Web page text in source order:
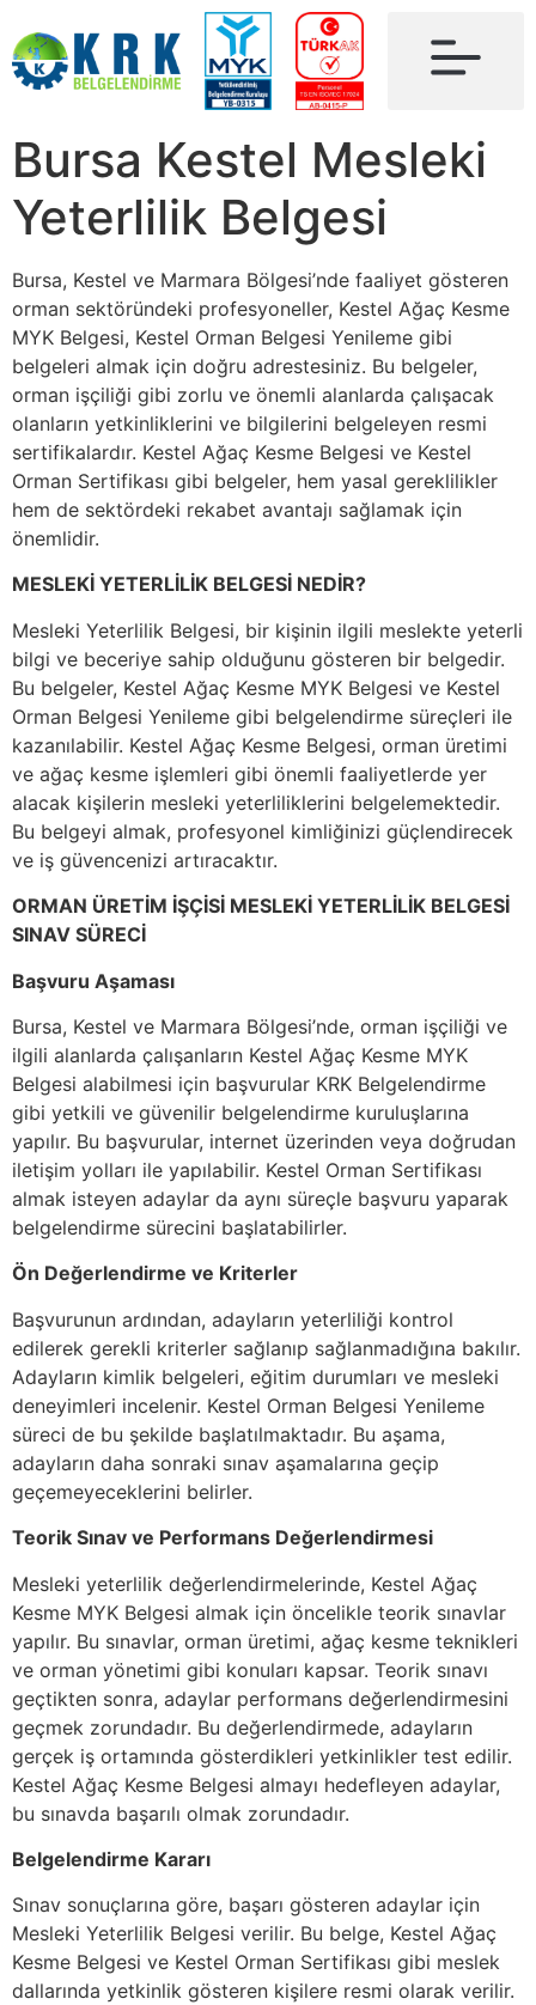
Bursa Kestel Mesleki
Yeterlilik Belgesi
Bursa, Kestel ve Marmara Bölgesi’nde faaliyet gösteren
orman sektöründeki profesyoneller, Kestel Ağaç Kesme
MYK Belgesi, Kestel Orman Belgesi Yenileme gibi
belgeleri almak için doğru adrestesiniz. Bu belgeler,
orman işçiliği gibi zorlu ve önemli alanlarda çalışacak
olanların yetkinliklerini ve bilgilerini belgeleyen resmi
sertifikalardır. Kestel Ağaç Kesme Belgesi ve Kestel
Orman Sertifikası gibi belgeler, hem yasal gereklilikler
hem de sektördeki rekabet avantajı sağlamak için
önemlidir.
MESLEKİ YETERLİLİK BELGESİ NEDİR?
Mesleki Yeterlilik Belgesi, bir kişinin ilgili meslekte yeterli
bilgi ve beceriye sahip olduğunu gösteren bir belgedir.
Bu belgeler, Kestel Ağaç Kesme MYK Belgesi ve Kestel
Orman Belgesi Yenileme gibi belgelendirme süreçleri ile
kazanılabilir. Kestel Ağaç Kesme Belgesi, orman üretimi
ve ağaç kesme işlemleri gibi önemli faaliyetlerde yer
alacak kişilerin mesleki yeterliliklerini belgelemektedir.
Bu belgeyi almak, profesyonel kimliğinizi güçlendirecek
ve iş güvencenizi artıracaktır.
ORMAN ÜRETİM İŞÇİSİ MESLEKİ YETERLİLİK BELGESİ
SINAV SÜRECİ
Başvuru Aşaması
Bursa, Kestel ve Marmara Bölgesi’nde, orman işçiliği ve
ilgili alanlarda çalışanların Kestel Ağaç Kesme MYK
Belgesi alabilmesi için başvurular KRK Belgelendirme
gibi yetkili ve güvenilir belgelendirme kuruluşlarına
yapılır. Bu başvurular, internet üzerinden veya doğrudan
iletişim yolları ile yapılabilir. Kestel Orman Sertifikası
almak isteyen adaylar da aynı süreçle başvuru yaparak
belgelendirme sürecini başlatabilirler.
Ön Değerlendirme ve Kriterler
Başvurunun ardından, adayların yeterliliği kontrol
edilerek gerekli kriterler sağlanıp sağlanmadığına bakılır.
Adayların kimlik belgeleri, eğitim durumları ve mesleki
deneyimleri incelenir. Kestel Orman Belgesi Yenileme
süreci de bu şekilde başlatılmaktadır. Bu aşama,
adayların daha sonraki sınav aşamalarına geçip
geçemeyeceklerini belirler.
Teorik Sınav ve Performans Değerlendirmesi
Mesleki yeterlilik değerlendirmelerinde, Kestel Ağaç
Kesme MYK Belgesi almak için öncelikle teorik sınavlar
yapılır. Bu sınavlar, orman üretimi, ağaç kesme teknikleri
ve orman yönetimi gibi konuları kapsar. Teorik sınavı
geçtikten sonra, adaylar performans değerlendirmesini
geçmek zorundadır. Bu değerlendirmede, adayların
gerçek iş ortamında gösterdikleri yetkinlikler test edilir.
Kestel Ağaç Kesme Belgesi almayı hedefleyen adaylar,
bu sınavda başarılı olmak zorundadır.
Belgelendirme Kararı
Sınav sonuçlarına göre, başarı gösteren adaylar için
Mesleki Yeterlilik Belgesi verilir. Bu belge, Kestel Ağaç
Kesme Belgesi ve Kestel Orman Sertifikası gibi meslek
dallarında yetkinlik gösteren kişilere resmi olarak verilir.